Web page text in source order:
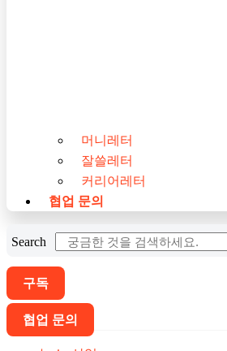
머니레터
잘쓸레터
커리어레터
협업 문의
Search
구독
협업 문의